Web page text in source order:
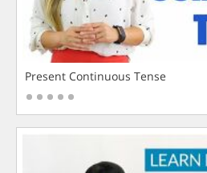
Present Continuous Tense